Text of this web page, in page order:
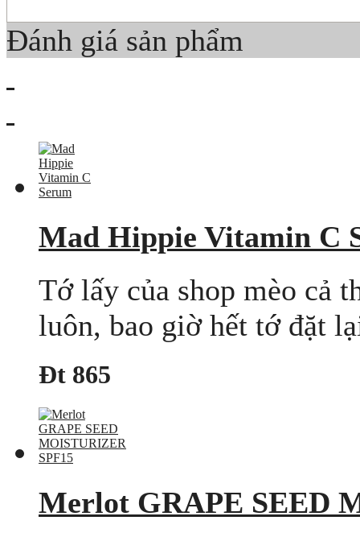
Đánh giá sản phẩm
Mad Hippie Vitamin C
Tớ lấy của shop mèo cả
luôn, bao giờ hết tớ đặt
Đt 865
Merlot GRAPE SEED